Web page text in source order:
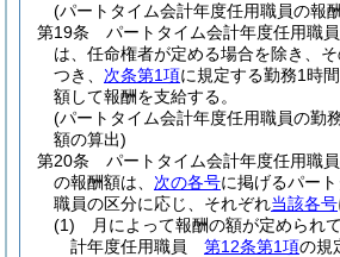
(パートタイム会計年度任用職員の報
第19条
パートタイム会計年度任用職
は、任命権者が定める場合を除き、
つき、 次条第1項に規定する勤務1時
額して報酬を支給する。
(パートタイム会計年度任用職員の勤
額の算出)
第20条
パートタイム会計年度任用職
の報酬額は、 次の各号に掲げるパー
職員の区分に応じ、それぞれ当該各号
(1)
月によって報酬の額が定められ
計年度任用職員 第12条第1項の規